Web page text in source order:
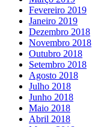
Fevereiro 2019
Janeiro 2019
Dezembro 2018
Novembro 2018
Outubro 2018
Setembro 2018
Agosto 2018
Julho 2018
Junho 2018
Maio 2018
Abril 2018